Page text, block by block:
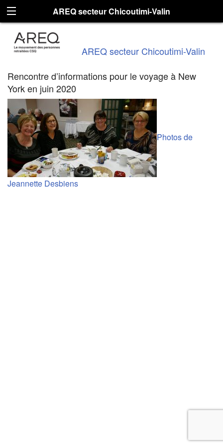
AREQ secteur Chicoutimi-Valin
AREQ secteur Chicoutimi-Valin
Rencontre d’informations pour le voyage à New
York en juin 2020
Photos de
Jeannette Desbiens